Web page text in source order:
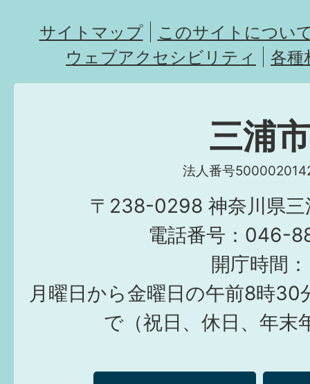
サイトマップ
このサイトについ
ウェブアクセシビリティ
各種
三浦市
法人番号
〒238-0298 神奈川県三
電話番号：046-
開庁時間：
月曜日から金曜日の午前8時30
で（祝日、休日、年末